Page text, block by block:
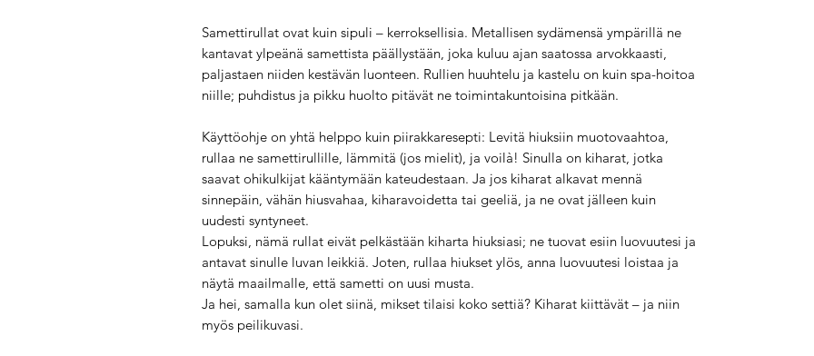
Samettirullat ovat kuin sipuli – kerroksellisia. Metallisen sydämensä ympärillä ne
kantavat ylpeänä samettista päällystään, joka kuluu ajan saatossa arvokkaasti,
paljastaen niiden kestävän luonteen. Rullien huuhtelu ja kastelu on kuin spa-hoitoa
niille; puhdistus ja pikku huolto pitävät ne toimintakuntoisina pitkään.
Käyttöohje on yhtä helppo kuin piirakkaresepti: Levitä hiuksiin muotovaahtoa,
rullaa ne samettirullille, lämmitä (jos mielit), ja voilà! Sinulla on kiharat, jotka
saavat ohikulkijat kääntymään kateudestaan. Ja jos kiharat alkavat mennä
sinnepäin, vähän hiusvahaa, kiharavoidetta tai geeliä, ja ne ovat jälleen kuin
uudesti syntyneet.
Lopuksi, nämä rullat eivät pelkästään kiharta hiuksiasi; ne tuovat esiin luovuutesi ja
antavat sinulle luvan leikkiä. Joten, rullaa hiukset ylös, anna luovuutesi loistaa ja
näytä maailmalle, että sametti on uusi musta.
Ja hei, samalla kun olet siinä, mikset tilaisi koko settiä? Kiharat kiittävät – ja niin
myös peilikuvasi.